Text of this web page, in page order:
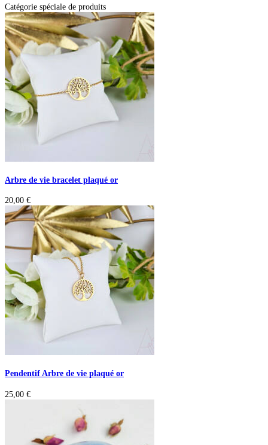
Catégorie spéciale de produits
Arbre de vie bracelet plaqué or
20,00 €
Pendentif Arbre de vie plaqué or
25,00 €